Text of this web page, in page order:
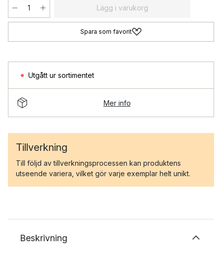
Lägg i varukorg
Spara som favorit
Utgått ur sortimentet
Mer info
Tillverkning
Till följd av tillverkningsprocessen kan produktens
utseende variera, vilket gör varje exemplar helt unikt.
Beskrivning